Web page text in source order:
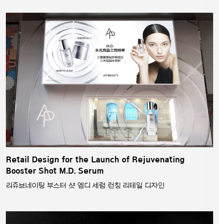
Retail Design for the Launch of Rejuvenating
Booster Shot M.D. Serum
리쥬브네이팅 부스터 샷 엠디 세럼 런칭 리테일 디자인